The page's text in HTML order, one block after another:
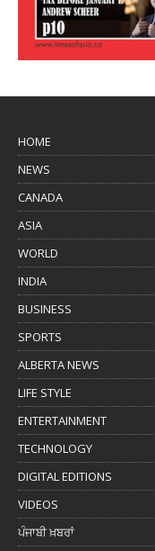
HOME
NEWS
CANADA
ASIA
WORLD
INDIA
BUSINESS
SPORTS
ALBERTA NEWS
LIFE STYLE
ENTERTAINMENT
TECHNOLOGY
DIGITAL EDITIONS
VIDEOS
ਪੰਜਾਬੀ ਖ਼ਬਰਾਂ